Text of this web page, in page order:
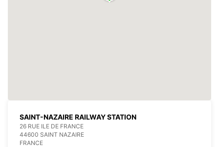
SAINT-NAZAIRE RAILWAY STATION
26 RUE ILE DE FRANCE
44600 SAINT NAZAIRE
FRANCE